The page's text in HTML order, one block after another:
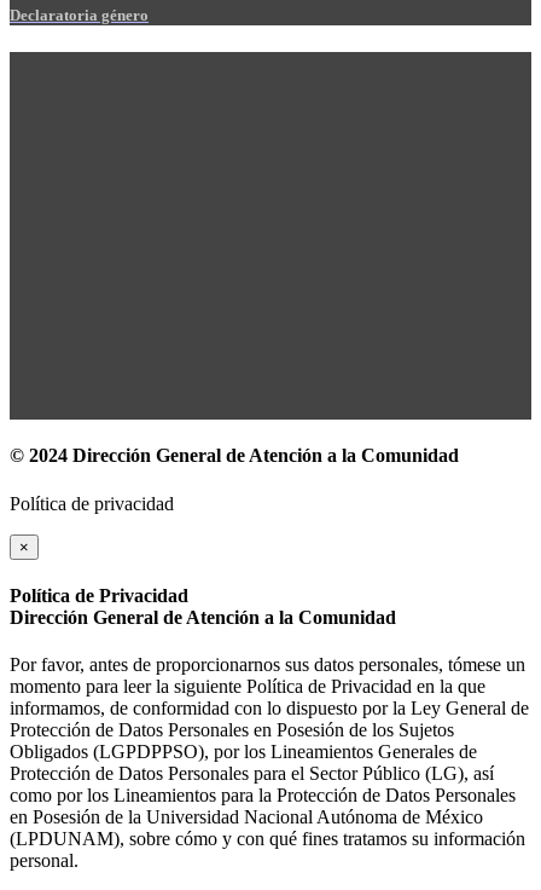
Declaratoria género
© 2024 Dirección General de Atención a la Comunidad
Política de privacidad
×
Política de Privacidad
Dirección General de Atención a la Comunidad
Por favor, antes de proporcionarnos sus datos personales, tómese un
momento para leer la siguiente Política de Privacidad en la que
informamos, de conformidad con lo dispuesto por la Ley General de
Protección de Datos Personales en Posesión de los Sujetos
Obligados (LGPDPPSO), por los Lineamientos Generales de
Protección de Datos Personales para el Sector Público (LG), así
como por los Lineamientos para la Protección de Datos Personales
en Posesión de la Universidad Nacional Autónoma de México
(LPDUNAM), sobre cómo y con qué fines tratamos su información
personal.